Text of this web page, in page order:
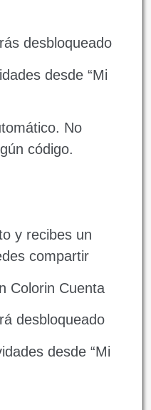
desbloqueado
desde “Mi
No
código.
y recibes un
compartir
Colorin Cuenta
desbloqueado
desde “Mi